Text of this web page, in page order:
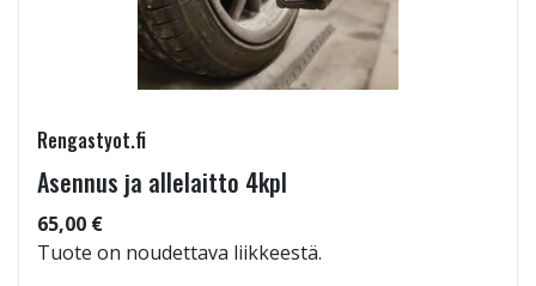
Rengastyot.fi
Asennus ja allelaitto 4kpl
65,00 €
Tuote on noudettava liikkeestä.